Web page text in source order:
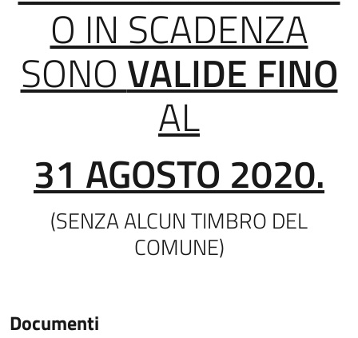
O IN SCADENZA
SONOVALIDE FINO
AL
31 AGOSTO 2020.
(SENZA ALCUN TIMBRO DEL
COMUNE)
Documenti